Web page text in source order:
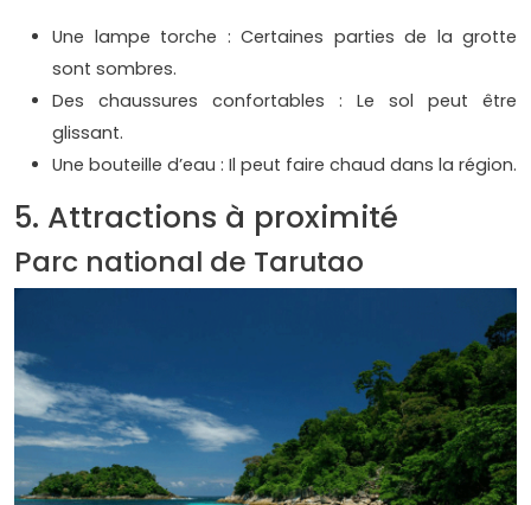
Une lampe torche : Certaines parties de la grotte
sont sombres.
Des chaussures confortables : Le sol peut être
glissant.
Une bouteille d’eau : Il peut faire chaud dans la région.
5. Attractions à proximité
Parc national de Tarutao